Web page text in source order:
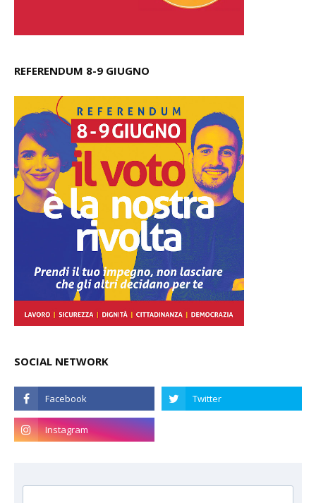
REFERENDUM 8-9 GIUGNO
SOCIAL NETWORK